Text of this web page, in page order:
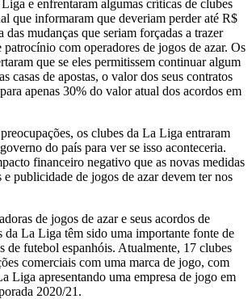
e enfrentaram algumas críticas de clubes
que informaram que deveriam perder até R$
das mudanças que seriam forçadas a trazer
patrocínio com operadores de jogos de azar. Os
que se eles permitissem continuar algum
casas de apostas, o valor dos seus contratos
apenas 30% do valor atual dos acordos em
os clubes da La Liga entraram
do país para ver se isso aconteceria.
financeiro negativo que as novas medidas
publicidade de jogos de azar devem ter nos
de jogos de azar e seus acordos de
da La Liga têm sido uma importante fonte de
de futebol espanhóis. Atualmente, 17 clubes
comerciais com uma marca de jogo, com
Liga apresentando uma empresa de jogo em
2020/21.